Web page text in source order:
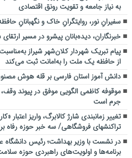
به نیاز جامعه و تقویت رونق اقتصادی
سفیرانِ نور، روایتگرانِ خاک و نگهبانانِ
خبرنگاران، دیده‌بانان پیشرو در مسیر
پیام تبریک شهردار کلان‌شهر شیراز
از حافظه یک ملت را به‌امانت ثبت می‌کند
دانش آموز استان فارسی بر قله هوش
موقوفه کاظمی الگویی موفق در پیوند
جرم است
تغییر زمانبندی شارژ کالابرگ، واریز اعتبار
تراکنشهای فروشگاهی/ سه خبر حوزه رفاه
در نشست با وزیر بهداشت؛ رئیس دانشگاه
برنامه‌ها و اولویت‌های راهبردی حوزه